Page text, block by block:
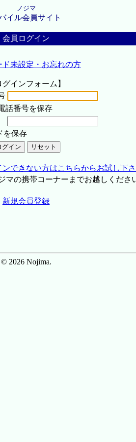
ノジマ
イル会員サイト
会員ログイン
ド未設定・お忘れの方
グインフォーム】
話番号を保存
を保存
できない方はこちらからお試し下
の携帯コーナーまでお越しくださ
新規会員登録
© 2026 Nojima.